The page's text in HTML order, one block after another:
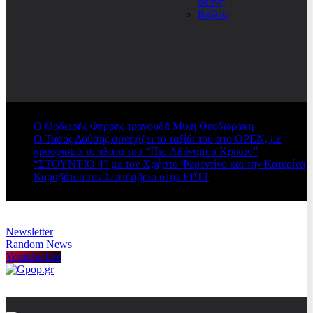
Βιβλία
Ο Θοδωρής Φέρρης τραγουδά Μίκη Θεοδωράκη
Ο Τάσος Δούσης συνεχίζει το ταξίδι του στο OPEN, με
προορισμό το πλατό του “Πιο Αδύναμου Κρίκου”
“ΣΤΟΥΝΤΙΟ 4” με τον Χρήστο Φερεντίνο και την Κατερίνα
Καραβάτου τον Σεπτέμβριο στην ΕΡΤ1
Newsletter
Random News
Youtube live